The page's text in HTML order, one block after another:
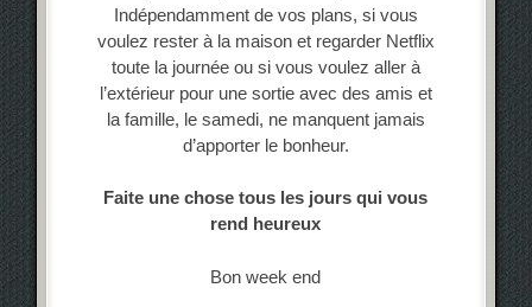
Indépendamment de vos plans, si vous
voulez rester à la maison et regarder Netflix
toute la journée ou si vous voulez aller à
l’extérieur pour une sortie avec des amis et
la famille, le samedi, ne manquent jamais
d’apporter le bonheur.
Faite une chose tous les jours qui vous
rend heureux
Bon week end